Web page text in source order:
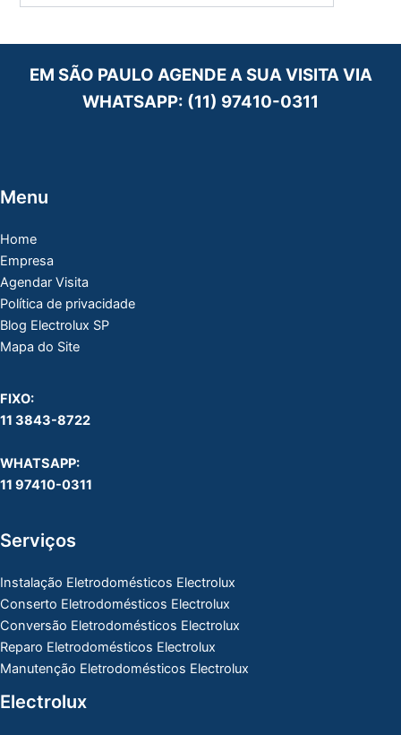
EM SÃO PAULO AGENDE A SUA VISITA VIA
WHATSAPP: (11) 97410-0311
Menu
Home
Empresa
Agendar Visita
Política de privacidade
Blog Electrolux SP
Mapa do Site
FIXO:
11 3843-8722
WHATSAPP:
11 97410-0311
Serviços
Instalação Eletrodomésticos Electrolux
Conserto Eletrodomésticos Electrolux
Conversão Eletrodomésticos Electrolux
Reparo Eletrodomésticos Electrolux
Manutenção Eletrodomésticos Electrolux
Electrolux